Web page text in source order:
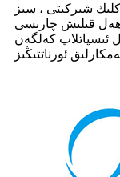
شىركىتى ، سىز
ھەل قىلىش چارىسى
ئىسپاتلاپ كەلگەن